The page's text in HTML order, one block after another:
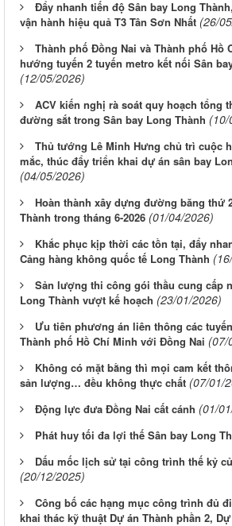
Đẩy nhanh tiến độ Sân bay Long
vận hành hiệu quả T3 Tân Sơn Nhất (26/
Thành phố Đồng Nai và Thành phố Hồ
hướng tuyến 2 tuyến metro kết nối Sân
(12/05/2026)
ACV kiến nghị rà soát quy hoạch tổng
đường sắt trong Sân bay Long Thành (10/
Thủ tướng Lê Minh Hưng chủ trì cuộc
mắc, thúc đẩy triển khai dự án sân bay
(04/05/2026)
Hoàn thành xây dựng đường băng thứ
Thành trong tháng 6-2026 (01/04/2026)
Khắc phục kịp thời các tồn tại, đẩy
Cảng hàng không quốc tế Long Thành
Sản lượng thi công gói thầu cung cấp
Long Thành vượt kế hoạch (23/01/2026)
Ưu tiên phương án liên thông các
Thành phố Hồ Chí Minh với Đồng Nai (07/
Không có mặt bằng thì mọi cam kết
sản lượng… đều không thực chất (07/01/
Động lực đưa Đồng Nai cất cánh (01/
Phát huy tối đa lợi thế Sân bay Long
Dấu mốc lịch sử tại công trình thế kỷ
(20/12/2025)
Công bố các hạng mục công trình đủ
khai thác kỹ thuật Dự án Thành phần 2,